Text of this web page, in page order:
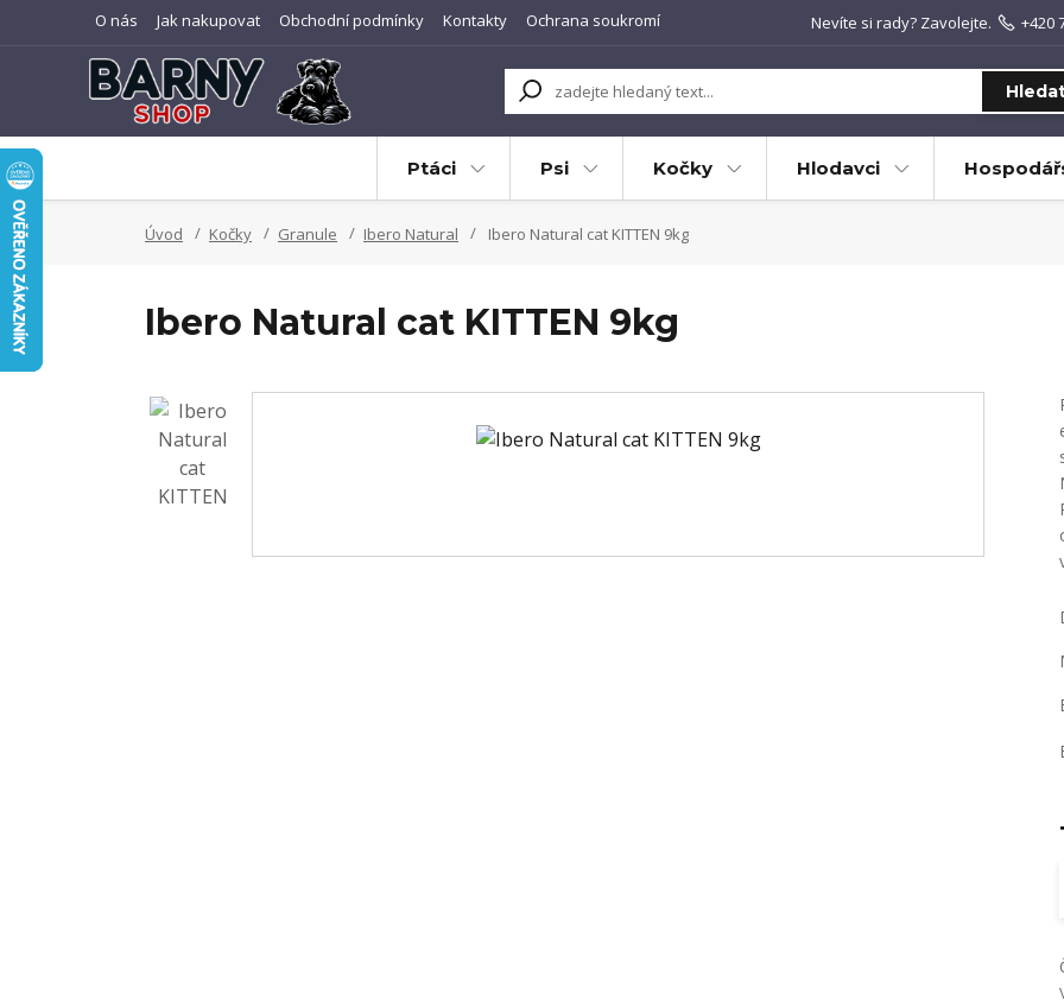
O nás Jak nakupovat Obchodní podmínky Kontakty Ochrana soukromí Nevíte si rady? Zavolejte. +420
Ptáci Psi Kočky Hlodavci
Úvod Kočky Granule Ibero Natural Ibero Natural cat KITTEN 9kg
Ibero Natural cat KITTEN 9kg